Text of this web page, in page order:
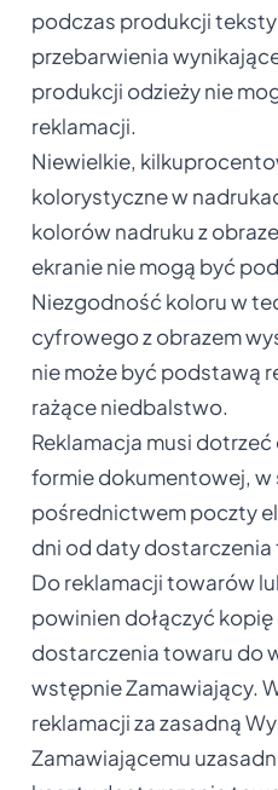
podczas produkcji
przebarwienia
produkcji odzieży nie
reklamacji.
Niewielkie,
kolorystyczne w
kolorów nadruku z
ekranie nie mogą być
Niezgodność koloru w
cyfrowego z obrazem
nie może być podstawą
rażące niedbalstwo.
Reklamacja musi
formie dokumentowej, w
pośrednictwem poczty
dni od daty dostarczenia
Do reklamacji towarów
powinien dołączyć
dostarczenia towaru do
wstępnie Zamawiający.
reklamacji za zasadną
Zamawiającemu